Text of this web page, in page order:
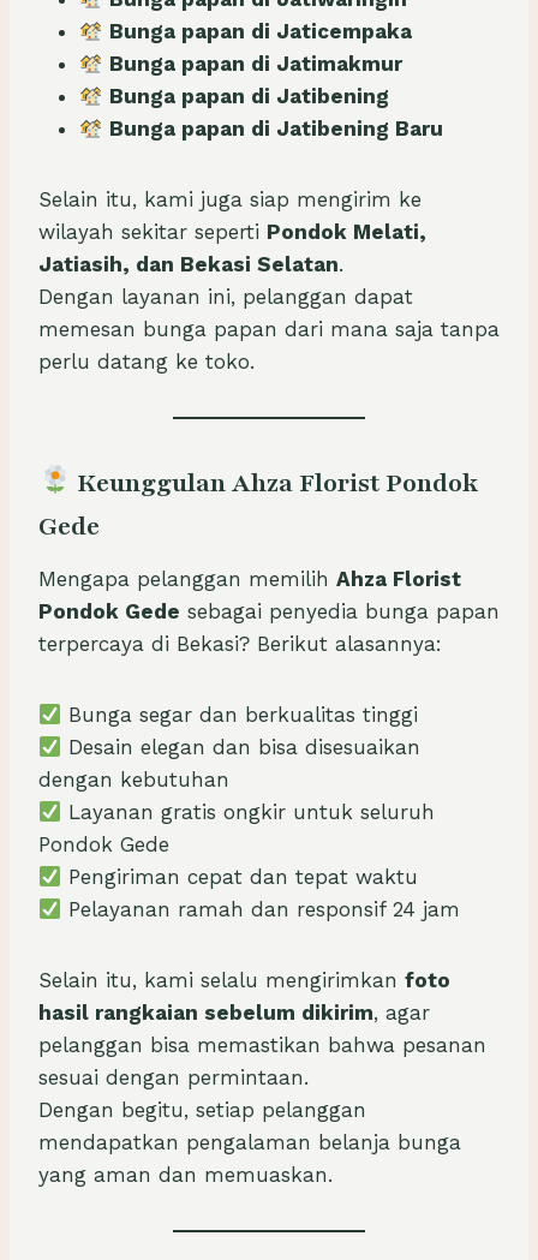
Bunga papan di Jaticempaka
Bunga papan di Jatimakmur
Bunga papan di Jatibening
Bunga papan di Jatibening Baru
Selain itu, kami juga siap mengirim ke
wilayah sekitar seperti Pondok Melati,
Jatiasih, dan Bekasi Selatan.
Dengan layanan ini, pelanggan dapat
memesan bunga papan dari mana saja tanpa
perlu datang ke toko.
Keunggulan Ahza Florist Pondok
Gede
Mengapa pelanggan memilih Ahza Florist
Pondok Gede sebagai penyedia bunga papan
terpercaya di Bekasi? Berikut alasannya:
Bunga segar dan berkualitas tinggi
Desain elegan dan bisa disesuaikan
dengan kebutuhan
Layanan gratis ongkir untuk seluruh
Pondok Gede
Pengiriman cepat dan tepat waktu
Pelayanan ramah dan responsif 24 jam
Selain itu, kami selalu mengirimkan foto
hasil rangkaian sebelum dikirim, agar
pelanggan bisa memastikan bahwa pesanan
sesuai dengan permintaan.
Dengan begitu, setiap pelanggan
mendapatkan pengalaman belanja bunga
yang aman dan memuaskan.